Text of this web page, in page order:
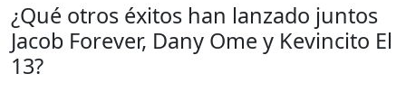
¿Qué otros éxitos han lanzado juntos
Jacob Forever, Dany Ome y Kevincito El
13?